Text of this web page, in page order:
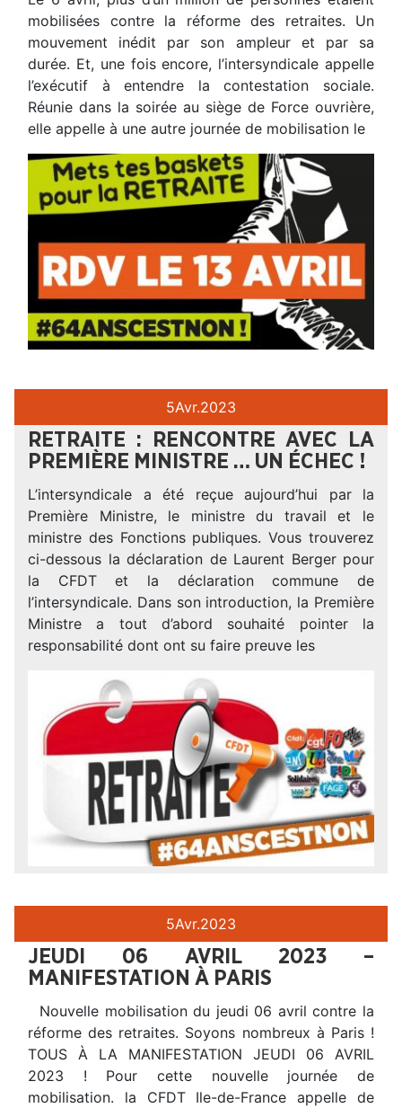
mobilisées contre la réforme des retraites. Un
mouvement inédit par son ampleur et par sa
durée. Et, une fois encore, l’intersyndicale appelle
l’exécutif à entendre la contestation sociale.
Réunie dans la soirée au siège de Force ouvrière,
elle appelle à une autre journée de mobilisation le
5Avr.2023
RETRAITE : RENCONTRE AVEC LA
PREMIÈRE MINISTRE … UN ÉCHEC !
L’intersyndicale a été reçue aujourd’hui par la
Première Ministre, le ministre du travail et le
ministre des Fonctions publiques. Vous trouverez
ci-dessous la déclaration de Laurent Berger pour
la CFDT et la déclaration commune de
l’intersyndicale. Dans son introduction, la Première
Ministre a tout d’abord souhaité pointer la
responsabilité dont ont su faire preuve les
5Avr.2023
JEUDI 06 AVRIL 2023 –
MANIFESTATION À PARIS
Nouvelle mobilisation du jeudi 06 avril contre la
réforme des retraites. Soyons nombreux à Paris !
TOUS À LA MANIFESTATION JEUDI 06 AVRIL
2023 ! Pour cette nouvelle journée de
mobilisation. la CFDT Ile-de-France appelle de